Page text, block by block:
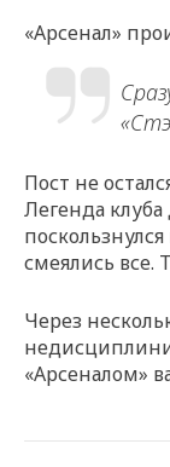
«Арсенал»
Пост не
Легенда
смеялись все.
Через
«Арсеналом»